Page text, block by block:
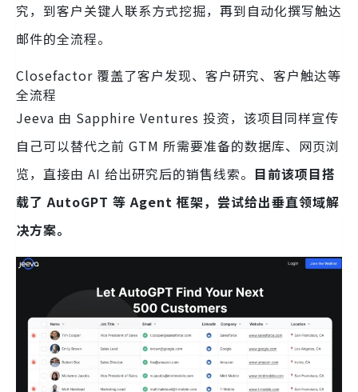
究，到客户关键人联系方式挖掘，再到自动化撰写触达
邮件的全流程。
Closefactor 覆盖了客户发现、客户研究、客户触达等
全流程
Jeeva 由 Sapphire Ventures 投资，该项目同样宣传
自己可以替代之前 GTM 所需要准备的数据库、网页浏
览，直接由 AI 给出研究后的销售线索。 目前该项目搭
载了 AutoGPT 等 Agent 框架，尝试给出垂直领域解
决方案。